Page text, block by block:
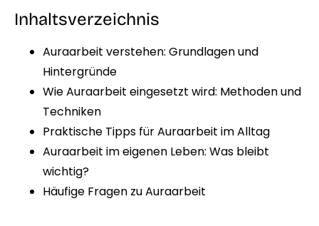
Inhaltsverzeichnis
Auraarbeit verstehen: Grundlagen und
Hintergründe
Wie Auraarbeit eingesetzt wird: Methoden und
Techniken
Praktische Tipps für Auraarbeit im Alltag
Auraarbeit im eigenen Leben: Was bleibt
wichtig?
Häufige Fragen zu Auraarbeit